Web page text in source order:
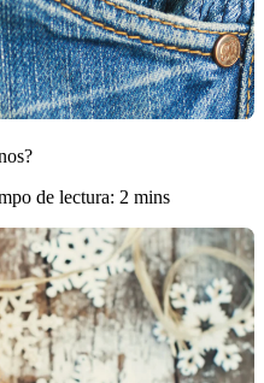
de lectura: 2 mins